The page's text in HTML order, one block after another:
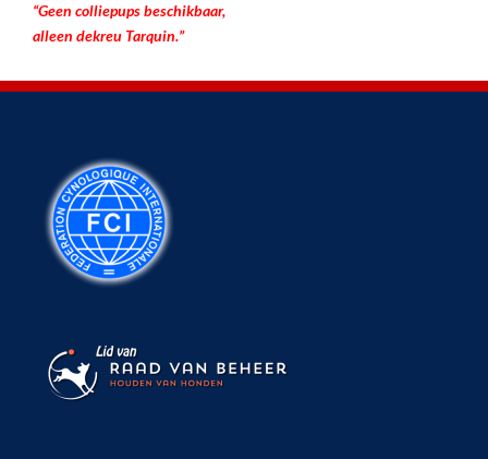
“Geen colliepups beschikbaar,
alleen dekreu Tarquin.”